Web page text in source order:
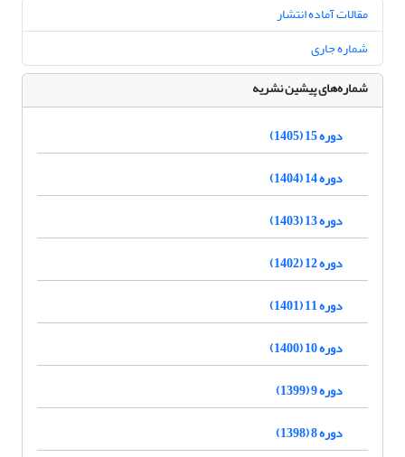
مقالات آماده انتشار
شماره جاری
شماره‌های پیشین نشریه
دوره 15 (1405)
دوره 14 (1404)
دوره 13 (1403)
دوره 12 (1402)
دوره 11 (1401)
دوره 10 (1400)
دوره 9 (1399)
دوره 8 (1398)